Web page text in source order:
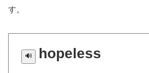
す。
hopeless